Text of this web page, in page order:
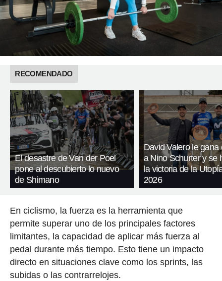
RECOMENDADO
El desastre de Van der Poel
pone al descubierto lo nuevo
de Shimano
David Valero le gana
a Nino Schurter y se
la victoria de la
2026
En ciclismo, la fuerza es la herramienta que
permite superar uno de los principales factores
limitantes, la capacidad de aplicar más fuerza al
pedal durante más tiempo. Esto tiene un impacto
directo en situaciones clave como los sprints, las
subidas o las contrarrelojes.